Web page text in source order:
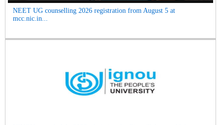
NEET UG counselling 2026 registration from August 5 at
mcc.nic.in...